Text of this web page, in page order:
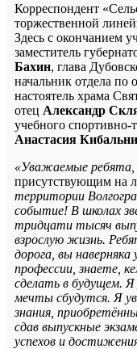
Корреспондент
торжественной
Здесь с окончанием
заместитель
Бахин, глава
начальник отдела по
настоятель храма
отец Александр
учебного
Анастасия
«Уважаемые ребята,
присутствующим на
территории
событие! В школах
тридцати тысяч
взрослую жизнь.
дорога, вы
профессии, знаете,
сделать в будущем.
мечты сбудутся. Я
знания,
сдав выпускные
успехов и